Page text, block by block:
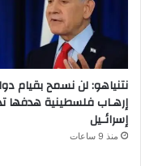
نتنياهو: لن نسمح بقيام
إرهـاب فلسطينية هدفها
إسرائـيل
منذ 9 ساعات